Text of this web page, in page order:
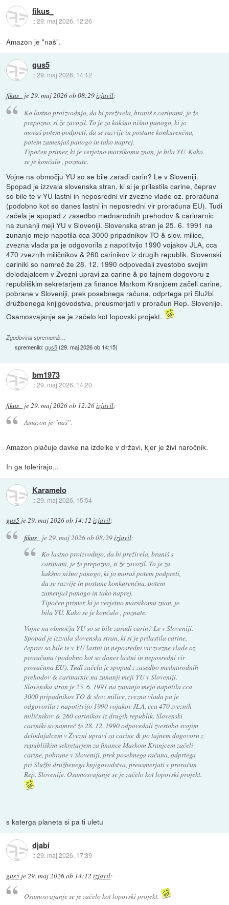
fikus_
::29. maj 2026, 12:26
Amazon je "naš".
gus5
::29. maj 2026, 14:12
fikus_ je29. maj 2026 ob 08:29izjavil:
Ko lastno proizvodnjo, da bi preživela, braniš s carinami, je že
prepozno, si že zavozil. To je za kakšno nišno panogo, ki jo
moraš potem podpreti, da se razvije in postane konkurenčna,
potem zamenjaš panogo in tako naprej.
Tipočen primer, ki je verjetno marsikomu znan, je bila YU. Kako
se je končalo , poznate.
Vojne na območju YU so se bile zaradi carin? Le v Sloveniji.
Spopad je izzvala slovenska stran, ki si je prilastila carine, čeprav
so bile te v YU lastni in neposredni vir zvezne vlade oz. proračuna
(podobno kot so danes lastni in neposredni vir proračuna EU). Tudi
začela je spopad z zasedbo mednarodnih prehodov & carinarnic
na zunanji meji YU v Sloveniji. Slovenska stran je 25. 6. 1991 na
zunanjo mejo napotila cca 3000 pripadnikov TO & slov. milice,
zvezna vlada pa je odgovorila z napotitvijo 1990 vojakov JLA, cca
470 zveznih miličnikov & 260 carinikov iz drugih republik. Slovenski
cariniki so namreč že 28. 12. 1990 odpovedali zvestobo svojim
delodajalcem v Zvezni upravi za carine & po tajnem dogovoru z
republiškim sekretarjem za finance Markom Kranjcem začeli carine,
pobrane v Sloveniji, prek posebnega računa, odprtega pri Službi
družbenega knjigovodstva, preusmerjati v proračun Rep. Slovenije.
Osamosvajanje se je začelo kot lopovski projekt.
Zgodovina sprememb…
spremenilo:gus5(29. maj 2026 ob 14:15)
bm1973
::29. maj 2026, 14:20
fikus_ je29. maj 2026 ob 12:26izjavil:
Amazon je "naš".
Amazon plačuje davke na izdelke v državi, kjer je živi naročnik.
In ga tolerirajo...
Karamelo
::29. maj 2026, 15:54
gus5 je29. maj 2026 ob 14:12 izjavil:
fikus_ je 29. maj 2026 ob 08:29izjavil:
Ko lastno proizvodnjo, da bi preživela, braniš s
carinami, je že prepozno, si že zavozil. To je za
kakšno nišno panogo, ki jo moraš potem podpreti,
da se razvije in postane konkurenčna, potem
zamenjaš panogo in tako naprej.
Tipočen primer, ki je verjetno marsikomu znan, je
bila YU. Kako se je končalo , poznate.
Vojne na območju YU so se bile zaradi carin? Le v Sloveniji.
Spopad je izzvala slovenska stran, ki si je prilastila carine,
čeprav so bile te v YU lastni in neposredni vir zvezne vlade oz.
proračuna (podobno kot so danes lastni in neposredni vir
proračuna EU). Tudi začela je spopad z zasedbo mednarodnih
prehodov & carinarnic na zunanji meji YU v Sloveniji.
Slovenska stran je 25. 6. 1991 na zunanjo mejo napotila cca
3000 pripadnikov TO & slov. milice, zvezna vlada pa je
odgovorila z napotitvijo 1990 vojakov JLA, cca 470 zveznih
miličnikov & 260 carinikov iz drugih republik. Slovenski
cariniki so namreč že 28. 12. 1990 odpovedali zvestobo svojim
delodajalcem v Zvezni upravi za carine & po tajnem dogovoru z
republiškim sekretarjem za finance Markom Kranjcem začeli
carine, pobrane v Sloveniji, prek posebnega računa, odprtega
pri Službi družbenega knjigovodstva, preusmerjati v proračun
Rep. Slovenije. Osamosvajanje se je začelo kot lopovski projekt.
s katerga planeta si pa ti uletu
djabi
::29. maj 2026, 17:39
gus5 je 29. maj 2026 ob 14:12 izjavil:
Osamosvajanje se je začelo kot lopovski projekt.